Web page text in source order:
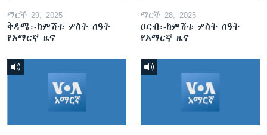
ማርች 29, 2025
ቅዳሜ፡-ከምሽቱ ሦስት ሰዓት
የአማርኛ ዜና
ማርች 28, 2025
ዐርብ፡-ከምሽቱ ሦስት ሰዓት
የአማርኛ ዜና